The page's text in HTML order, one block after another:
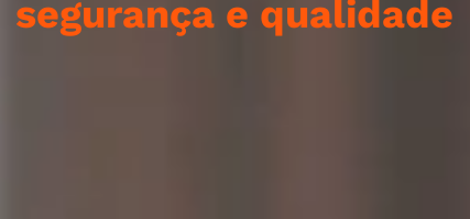
segurança e qualidade